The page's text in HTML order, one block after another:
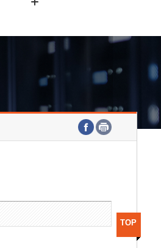
연구원 고객헌장
주요업무연락처
TOP